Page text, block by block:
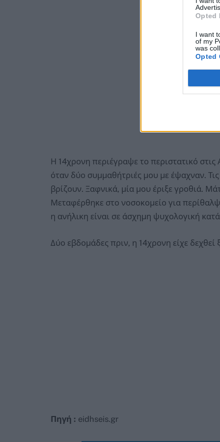
Opted
I want
of my
was
Opted
Η 14χρονη περιέγραψε το περιστατικό
όταν δύο συμμαθήτριές μου με έψαχναν.
βρίζουν. Ξαφνικά, μία μου έριξε γροθιά.
Μεταφέρθηκε στο νοσοκομείο για
η ανήλικη είναι σε άσχημη ψυχολογική
Δύο εβδομάδες πριν, η 14χρονη είχε δεχθεί
Πηγή : eidhseis.gr